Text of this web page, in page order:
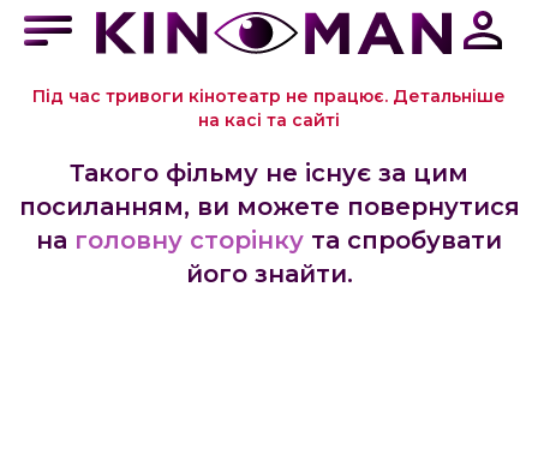
Під час тривоги кінотеатр не працює. Детальніше
на касі та сайті
Такого фільму не існує за цим
посиланням, ви можете повернутися
на головну сторінку та спробувати
його знайти.